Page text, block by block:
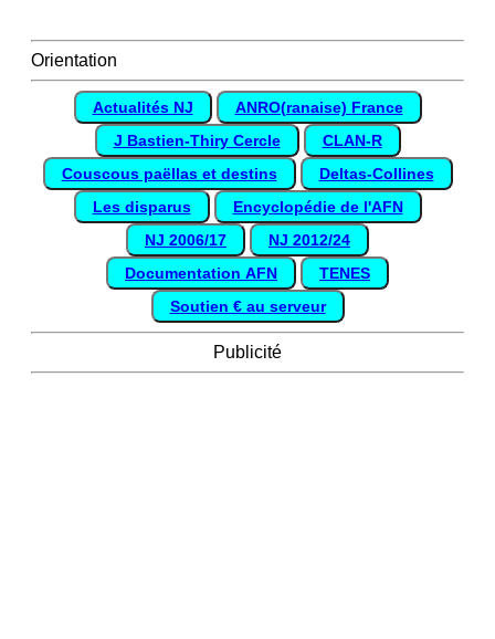
Orientation
Actualités NJ
ANRO(ranaise) France
J Bastien-Thiry Cercle
CLAN-R
Couscous paëllas et destins
Deltas-Collines
Les disparus
Encyclopédie de l'AFN
NJ 2006/17
NJ 2012/24
Documentation AFN
TENES
Soutien € au serveur
Publicité